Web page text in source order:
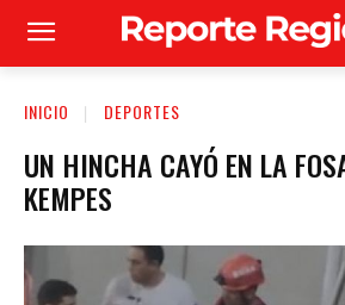
INICIO DEPORTES
UN HINCHA CAYÓ EN LA
KEMPES